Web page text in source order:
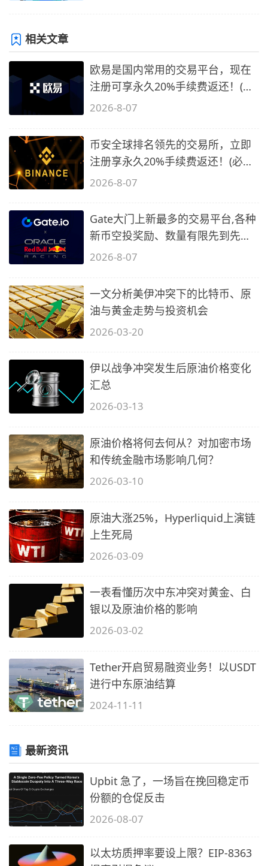
相关文章
欧易是国内常用的交易平台，现在
注册可享永久20%手续费返还！(必
备1)
2026-8-07
币安全球排名领先的交易所，立即
注册享永久20%手续费返还！(必备
2)
2026-8-07
Gate大门上新最多的交易平台,各种
新币空投奖励、数量有限先到先
得…
2026-8-07
一文分析美伊冲突下的比特币、原
油与黄金走势与投资机会
2026-03-20
伊以战争冲突发生后原油价格变化
汇总
2026-03-13
原油价格将何去何从？对加密市场
和传统金融市场影响几何？
2026-03-10
原油大涨25%，Hyperliquid上演链
上生死局
2026-03-09
一表看懂历次中东冲突对黄金、白
银以及原油价格的影响
2026-03-02
Tether开启贸易融资业务！以USDT
进行中东原油结算
2024-11-11
最新资讯
Upbit 急了，一场旨在挽回稳定币
份额的仓促反击
2026-08-07
以太坊质押率要设上限？EIP-8363